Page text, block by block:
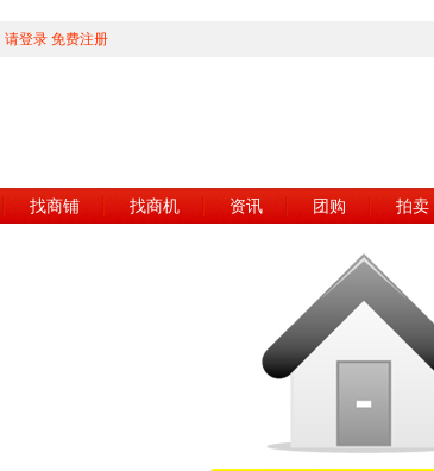
请登录 免费注册
找商铺 找商机 资讯 团购 拍卖